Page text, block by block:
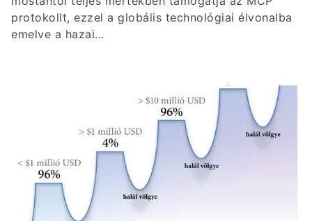
protokollt, ezzel a globális technológiai élvonalba
emelve a hazai...